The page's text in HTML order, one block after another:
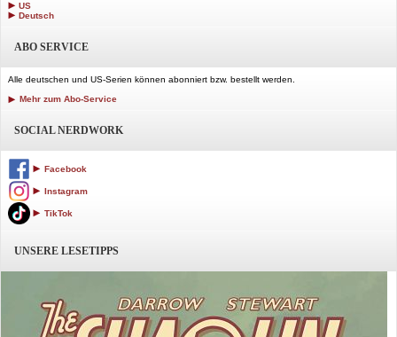
US
Deutsch
ABO SERVICE
Alle deutschen und US-Serien können abonniert bzw. bestellt werden.
Mehr zum Abo-Service
SOCIAL NERDWORK
Facebook
Instagram
TikTok
UNSERE LESETIPPS